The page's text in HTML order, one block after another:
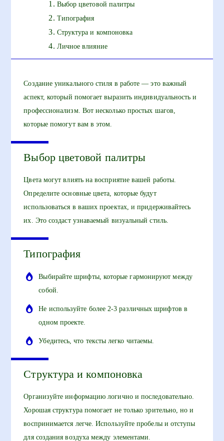
Выбор цветовой палитры
Типография
Структура и компоновка
Личное влияние
Создание уникального стиля в работе — это важный
аспект, который помогает выразить индивидуальность и
профессионализм. Вот несколько простых шагов,
которые помогут вам в этом.
Выбор цветовой палитры
Цвета могут влиять на восприятие вашей работы.
Определите основные цвета, которые будут
использоваться в ваших проектах, и придерживайтесь
их. Это создаст узнаваемый визуальный стиль.
Типография
Выбирайте шрифты, которые гармонируют между
собой.
Не используйте более 2-3 различных шрифтов в
одном проекте.
Убедитесь, что тексты легко читаемы.
Структура и компоновка
Организуйте информацию логично и последовательно.
Хорошая структура помогает не только зрительно, но и
воспринимается легче. Используйте пробелы и отступы
для создания воздуха между элементами.